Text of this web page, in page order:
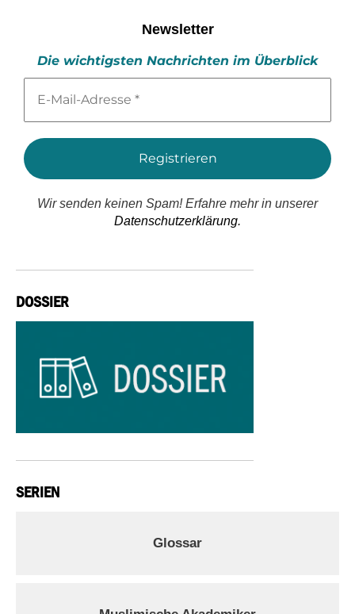
Newsletter
Die wichtigsten Nachrichten im Überblick
Mail-
*
Wir senden keinen Spam! Erfahre mehr in unserer
Datenschutzerklärung.
DOSSIER
SERIEN
Glossar